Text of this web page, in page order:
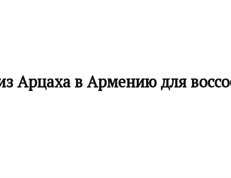
Арцаха в Армению для